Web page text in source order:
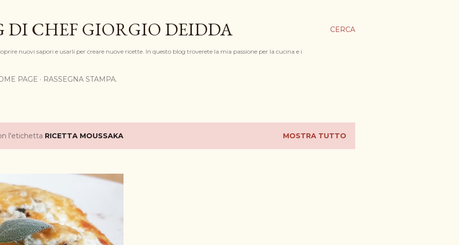
CERCA
DI CHEF GIORGIO DEIDDA
nuovi sapori e usarli per creare nuove ricette. In questo blog troverete la mia passione per la cucina e i
PAGE RASSEGNA STAMPA.
l'etichetta RICETTA MOUSSAKA MOSTRA TUTTO